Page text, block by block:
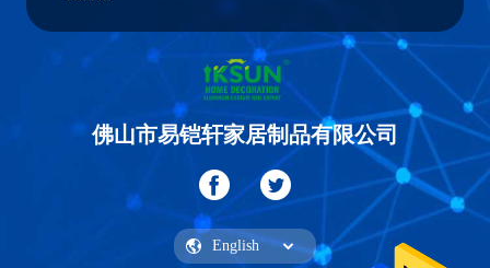
佛山市易铠轩家居制品有限公司